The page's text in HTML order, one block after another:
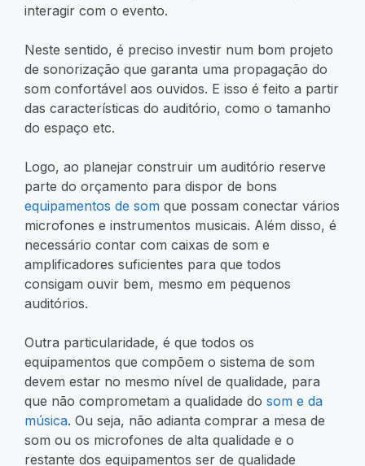
interagir com o evento.
Neste sentido, é preciso investir num bom projeto
de sonorização que garanta uma propagação do
som confortável aos ouvidos. E isso é feito a partir
das características do auditório, como o tamanho
do espaço etc.
Logo, ao planejar construir um auditório reserve
parte do orçamento para dispor de bons
equipamentos de som que possam conectar vários
microfones e instrumentos musicais. Além disso, é
necessário contar com caixas de som e
amplificadores suficientes para que todos
consigam ouvir bem, mesmo em pequenos
auditórios.
Outra particularidade, é que todos os
equipamentos que compõem o sistema de som
devem estar no mesmo nível de qualidade, para
que não comprometam a qualidade do som e da
música. Ou seja, não adianta comprar a mesa de
som ou os microfones de alta qualidade e o
restante dos equipamentos ser de qualidade